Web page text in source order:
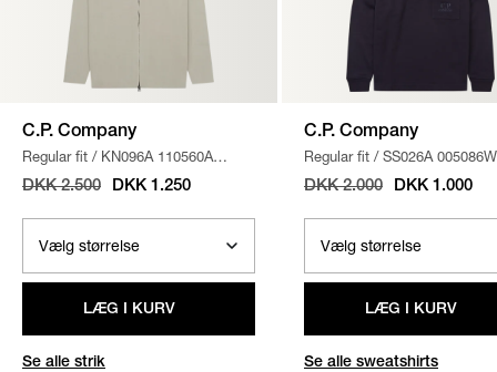
C.P. Company
Regular fit / KN096A 110560A
STRIK / SAND
DKK 2.500 DKK 1.250
LÆG I KURV
Se alle strik
C.P. Company
Regular fit / SS026A 005086W
SWEATSHIRT
/ NAVY
DKK 2.000 DKK 1.000
LÆG I KURV
Se alle sweatshirts